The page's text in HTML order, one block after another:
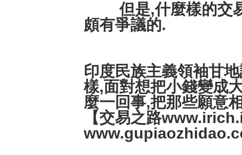
但是,什麼樣的交易
頗有爭議的.
印度民族主義領袖甘
樣,面對想把小錢變成
麼一回事,把那些願意
【交易之路